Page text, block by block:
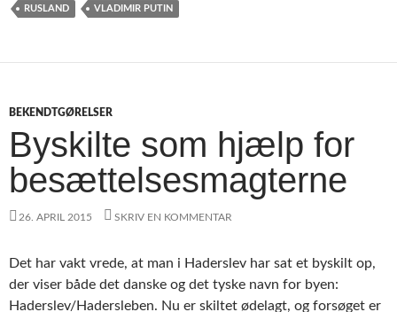
RUSLAND VLADIMIR PUTIN
BEKENDTGØRELSER
Byskilte som hjælp for
besættelsesmagterne
26. APRIL 2015 SKRIV EN KOMMENTAR
Det har vakt vrede, at man i Haderslev har sat et byskilt op,
der viser både det danske og det tyske navn for byen:
Haderslev/Hadersleben. Nu er skiltet ødelagt, og forsøget er